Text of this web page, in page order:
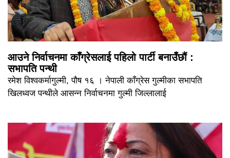
आउने निर्वाचनमा काँग्रेसलाई पहिलो पार्टी बनाउँछौं :
सभापति पन्थी
रमेश विश्वकर्मागुल्मी, पौष १६ । नेपाली काँग्रेस गुल्मीका सभापति
खिलध्वज पन्थीले आसन्न निर्वाचनमा गुल्मी जिल्लालाई